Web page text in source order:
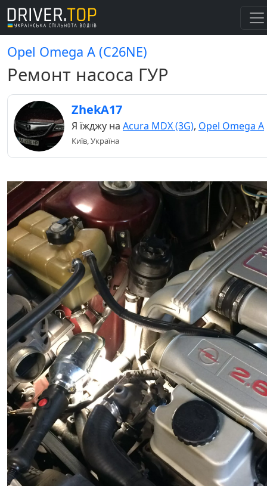
Opel Omega A (C26NE)
Ремонт насоса ГУР
ZhekA17
Я їжджу на Acura MDX (3G), Opel Omega A
Київ, Україна